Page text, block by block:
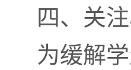
四、关
为缓解